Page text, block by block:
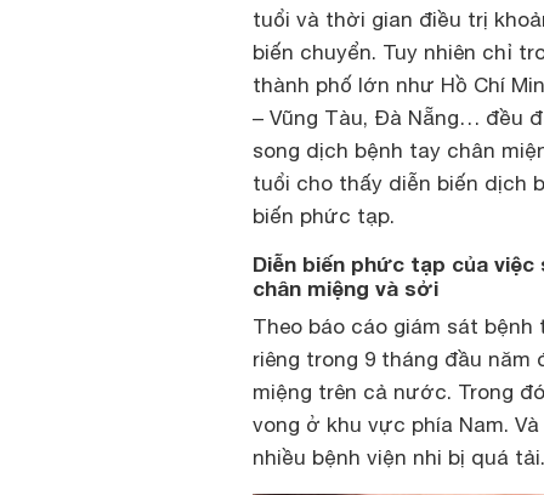
tuổi và thời gian điều trị
biến chuyển. Tuy nhiên chỉ
thành phố lớn như Hồ Chí
– Vũng Tàu, Đà Nẵng… đều
song dịch bệnh tay chân
tuổi cho thấy diễn biến dịch
biến phức tạp.
Diễn biến phức tạp của
chân miệng và sởi
Theo báo cáo giám sát
riêng trong 9 tháng đầu
miệng trên cả nước. Trong
vong ở khu vực phía Nam.
nhiều bệnh viện nhi bị quá tải.